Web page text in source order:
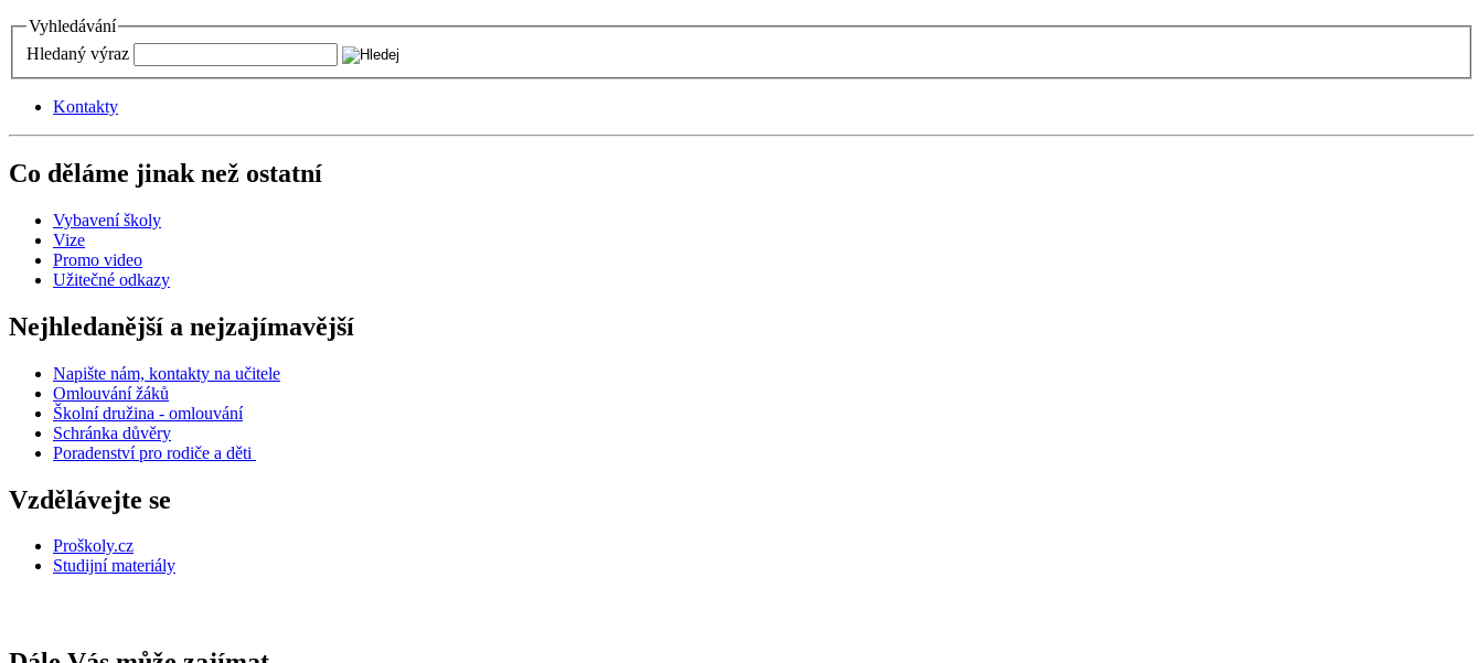
Vyhledávání
Hledaný výraz
Kontakty
Co děláme jinak než ostatní
Vybavení školy
Vize
Promo video
Užitečné odkazy
Nejhledanější a nejzajímavější
Napište nám, kontakty na učitele
Omlouvání žáků
Školní družina - omlouvání
Schránka důvěry
Poradenství pro rodiče a děti
Vzdělávejte se
Proškoly.cz
Studijní materiály